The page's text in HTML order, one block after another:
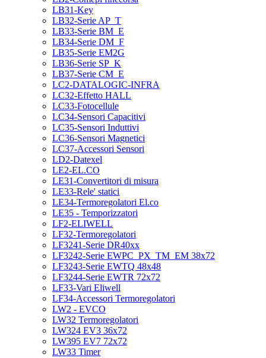
LB31-Key
LB32-Serie AP_T
LB33-Serie BM_E
LB34-Serie DM_F
LB35-Serie EM2G
LB36-Serie SP_K
LB37-Serie CM_E
LC2-DATALOGIC-INFRA
LC32-Effetto HALL
LC33-Fotocellule
LC34-Sensori Capacitivi
LC35-Sensori Induttivi
LC36-Sensori Magnetici
LC37-Accessori Sensori
LD2-Datexel
LE2-EL.CO
LE31-Convertitori di misura
LE33-Rele' statici
LE34-Termoregolatori El.co
LE35 - Temporizzatori
LF2-ELIWELL
LF32-Termoregolatori
LF3241-Serie DR40xx
LF3242-Serie EWPC_PX_TM_EM 38x72
LF3243-Serie EWTQ 48x48
LF3244-Serie EWTR 72x72
LF33-Vari Eliwell
LF34-Accessori Termoregolatori
LW2 - EVCO
LW32 Termoregolatori
LW324 EV3 36x72
LW395 EV7 72x72
LW33 Timer